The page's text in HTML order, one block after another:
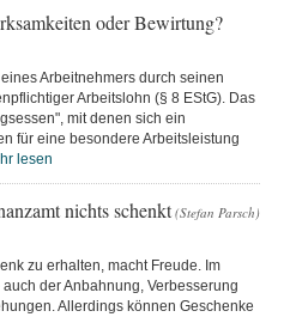
oder Bewirtung?
Arbeitnehmers durch seinen
Arbeitslohn (§ 8 EStG). Das
mit denen sich ein
für eine besondere Arbeitsleistung
lesen
nichts schenkt (Stefan Parsch)
zu erhalten, macht Freude. Im
der Anbahnung, Verbesserung
Allerdings können Geschenke